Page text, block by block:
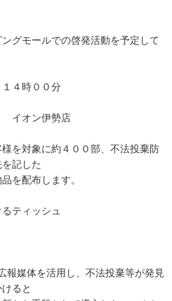
グモールでの啓発活動を予定して
４時００分
イオン伊勢店
対象に約４００部、不法投棄防
記した
を配布します。
ティッシュ
媒体を活用し、不法投棄等が発見
ると